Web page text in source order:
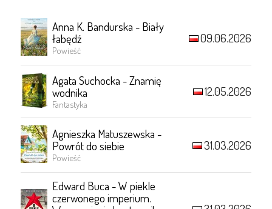
Anna K. Bandurska - Biały
łabędź
Powieść
09.06.2026
Agata Suchocka - Znamię
wodnika
Fantastyka
12.05.2026
Agnieszka Matuszewska -
Powrót do siebie
Powieść
31.03.2026
Edward Buca - W piekle
czerwonego imperium.